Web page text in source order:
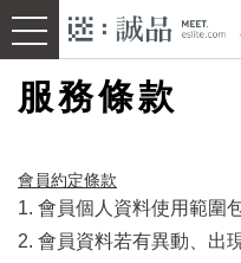
服務條款
會員約定條款​
1. 會員個人資料使用範圍
2. 會員資料若有異動、出